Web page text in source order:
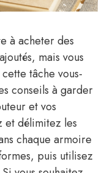
à acheter des
mais vous
tâche vous-
conseils à garder
et vos
et délimitez les
chaque armoire
puis utilisez